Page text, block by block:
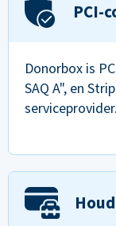
PCI-
Donorbox is
SAQ A", en
serviceprovider.